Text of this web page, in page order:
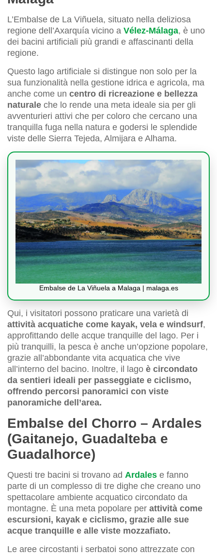
L’Embalse de La Viñuela, situato nella deliziosa
regione dell’Axarquía vicino a Vélez-Málaga, è uno
dei bacini artificiali più grandi e affascinanti della
regione.
Questo lago artificiale si distingue non solo per la
sua funzionalità nella gestione idrica e agricola, ma
anche come un centro di ricreazione e bellezza
naturale che lo rende una meta ideale sia per gli
avventurieri attivi che per coloro che cercano una
tranquilla fuga nella natura e godersi le splendide
viste delle Sierra Tejeda, Almijara e Alhama.
Embalse de La Viñuela a Malaga | malaga.es
Qui, i visitatori possono praticare una varietà di
attività acquatiche come kayak, vela e windsurf,
approfittando delle acque tranquille del lago. Per i
più tranquilli, la pesca è anche un’opzione popolare,
grazie all’abbondante vita acquatica che vive
all’interno del bacino. Inoltre, il lago è circondato
da sentieri ideali per passeggiate e ciclismo,
offrendo percorsi panoramici con viste
panoramiche dell’area.
Embalse del Chorro – Ardales
(Gaitanejo, Guadalteba e
Guadalhorce)
Questi tre bacini si trovano ad Ardales e fanno
parte di un complesso di tre dighe che creano uno
spettacolare ambiente acquatico circondato da
montagne. È una meta popolare per attività come
escursioni, kayak e ciclismo, grazie alle sue
acque tranquille e alle viste mozzafiato.
Le aree circostanti i serbatoi sono attrezzate con